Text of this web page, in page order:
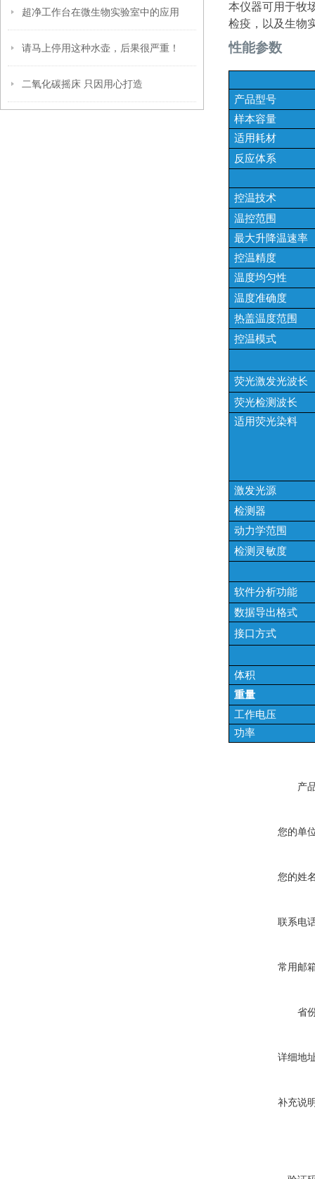
超净工作台在微生物实验室中的应用
请马上停用这种水壶，后果很严重！
二氧化碳摇床 只因用心打造
本仪器可用于牧
检疫，以及生物
性能参数
产品型号
样本容量
适用耗材
反应体系
控温技术
温控范围
最大升降温速率
控温精度
温度均匀性
温度准确度
热盖温度范围
控温模式
荧光激发光波长
荧光检测波长
适用荧光染料
激发光源
检测器
动力学范围
检测灵敏度
软件分析功能
数据导出格式
接口方式
体积
重量
工作电压
功率
产
您的单
您的姓
联系电
常用邮
省
详细地
补充说